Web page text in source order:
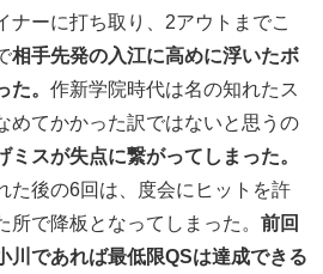
ナーに打ち取り、2アウトまでこ
相手先発の入江に高めに浮いたボ
。 作新学院時代は名の知れたス
めてかかった訳ではないと思うの
ミスが失点に繋がってしまった。
た後の6回は、度会にヒットを許
所で降板となってしまった。 前回
川であれば最低限QSは達成できる